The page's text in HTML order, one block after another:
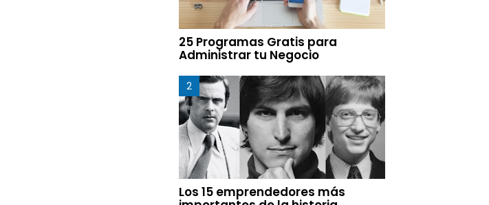
25 Programas Gratis para
Administrar tu Negocio
Los 15 emprendedores más